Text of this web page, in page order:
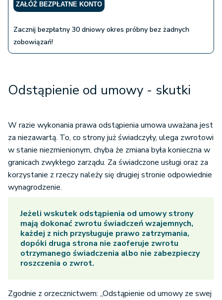
ZAŁÓŻ BEZPŁATNE KONTO
Zacznij bezpłatny 30 dniowy okres próbny bez żadnych
zobowiązań!
Odstąpienie od umowy - skutki
W razie wykonania prawa odstąpienia umowa uważana jest
za niezawartą. To, co strony już świadczyły, ulega zwrotowi
w stanie niezmienionym, chyba że zmiana była konieczna w
granicach zwykłego zarządu. Za świadczone usługi oraz za
korzystanie z rzeczy należy się drugiej stronie odpowiednie
wynagrodzenie.
Jeżeli wskutek odstąpienia od umowy strony
mają dokonać zwrotu świadczeń wzajemnych,
każdej z nich przysługuje prawo zatrzymania,
dopóki druga strona nie zaoferuje zwrotu
otrzymanego świadczenia albo nie zabezpieczy
roszczenia o zwrot.
Zgodnie z orzecznictwem: „Odstąpienie od umowy ze swej